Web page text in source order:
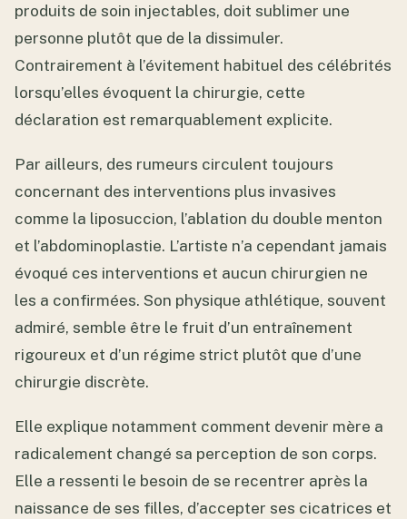
produits de soin injectables, doit sublimer une
personne plutôt que de la dissimuler.
Contrairement à l’évitement habituel des célébrités
lorsqu’elles évoquent la chirurgie, cette
déclaration est remarquablement explicite.
Par ailleurs, des rumeurs circulent toujours
concernant des interventions plus invasives
comme la liposuccion, l’ablation du double menton
et l’abdominoplastie. L’artiste n’a cependant jamais
évoqué ces interventions et aucun chirurgien ne
les a confirmées. Son physique athlétique, souvent
admiré, semble être le fruit d’un entraînement
rigoureux et d’un régime strict plutôt que d’une
chirurgie discrète.
Elle explique notamment comment devenir mère a
radicalement changé sa perception de son corps.
Elle a ressenti le besoin de se recentrer après la
naissance de ses filles, d’accepter ses cicatrices et